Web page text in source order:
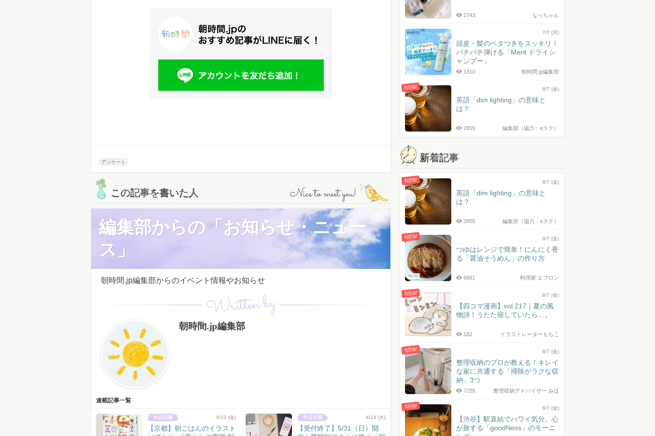
アンケート
この記事を書いた人 Nice to meet you!
編集部からの「お知らせ・ニュー
ス」
朝時間.jp編集部からのイベント情報やお知らせ
Written by
朝時間.jp編集部
連載記事一覧
6/12 (金)
【京都】朝ごはんのイラスト
4/14 (火)
【受付終了】5/31（日）開
なっちゃん
2743
7/7 (月)
頭皮・髪のベタつきをスッキリ！
パチパチ弾ける「Merit ドライシ
ャンプー」
朝時間.jp編集部
1310
NEW 8/7 (金)
英語「dim lighting」の意味と
は？
編集部（協力：eステ）
2855
新着記事
NEW 8/7 (金)
英語「dim lighting」の意味と
は？
編集部（協力：eステ）
2855
NEW
BLOG
8/7 (金)
つゆはレンジで簡単！にんにく香
る「醤油そうめん」の作り方
料理家 エプロン
6661
NEW 8/7 (金)
【四コマ漫画】vol.217｜夏の風
物詩！うたた寝していたら…。
イラストレーターもちこ
182
NEW 8/7 (金)
整理収納のプロが教える！キレイ
な家に共通する「掃除がラクな収
納」3つ
整理収納アドバイザー みほ
7255
NEW 8/7 (金)
【渋谷】駅直結でハワイ気分。心
が旅する「goodNess」のモーニ